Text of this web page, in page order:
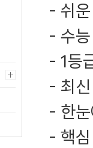
- 쉬
- 수
- 1등
- 최
- 한
- 핵